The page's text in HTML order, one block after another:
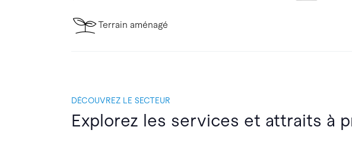
Terrain aménagé
DÉCOUVREZ LE SECTEUR
Explorez les services et attraits à